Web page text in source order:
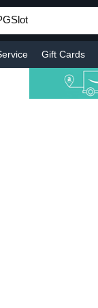
Gift Cards